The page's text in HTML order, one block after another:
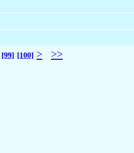
[99] [100] >
>>